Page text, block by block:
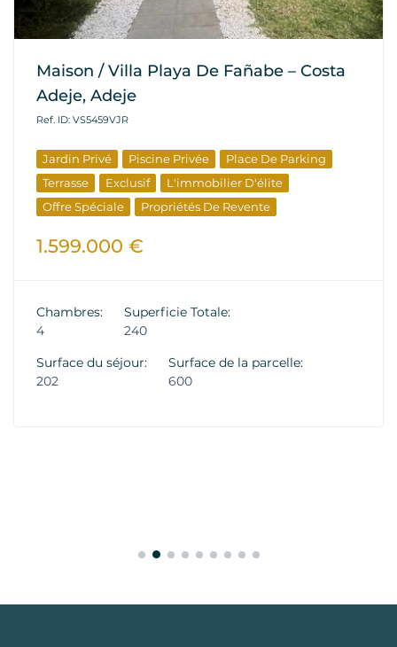
Maison / Villa Playa De Fañabe – Costa
Adeje, Adeje
Ref. ID: VS5459VJR
Jardin Privé Piscine Privée
Place De Parking
Terrasse
Exclusif
L'immobilier D'élite
Offre Spéciale
Propriétés De Revente
1.599.000 €
Chambres:
4
Superficie Totale:
240
Surface du séjour:
202
Surface de la parcelle:
600